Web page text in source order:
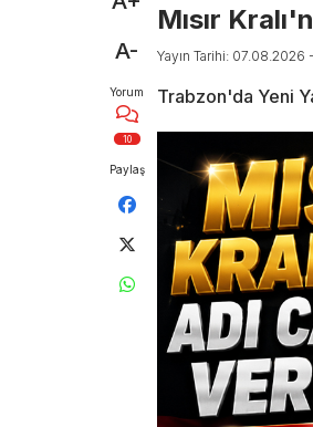
A-
Yorum
10
Paylaş
Mısır
Yayın Tarihi: 07.08.2026
Trabzon'da Yeni